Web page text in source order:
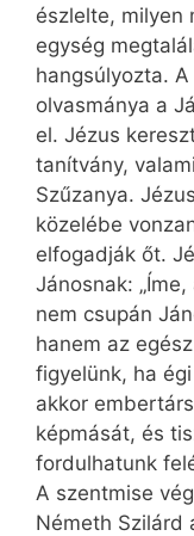
észlelte, milyen
egység
hangsúlyozta.
olvasmánya a
el. Jézus
tanítvány,
Szűzanya.
közelébe
elfogadják őt.
Jánosnak:
nem csupán
hanem az
figyelünk, ha
akkor
képmását, és
fordulhatunk
A szentmise
Németh Szilárd